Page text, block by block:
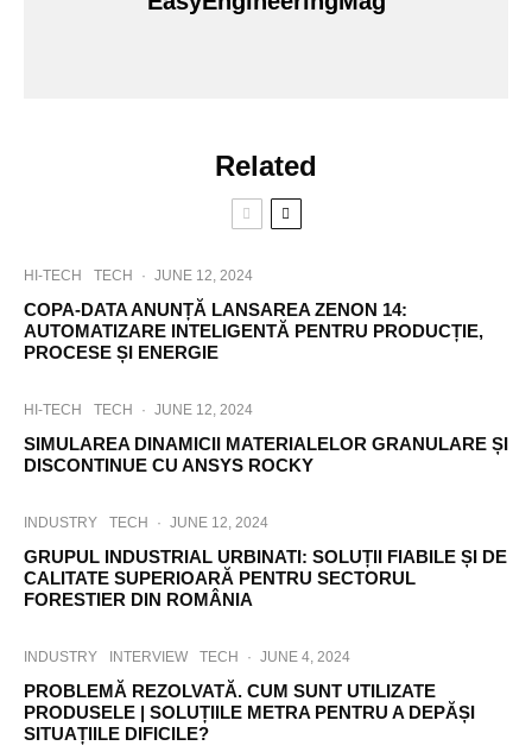
Related
HI-TECH TECH · JUNE 12, 2024
COPA-DATA ANUNȚĂ LANSAREA ZENON 14:
AUTOMATIZARE INTELIGENTĂ PENTRU PRODUCȚIE,
PROCESE ȘI ENERGIE
HI-TECH TECH · JUNE 12, 2024
SIMULAREA DINAMICII MATERIALELOR GRANULARE ȘI
DISCONTINUE CU ANSYS ROCKY
INDUSTRY TECH · JUNE 12, 2024
GRUPUL INDUSTRIAL URBINATI: SOLUȚII FIABILE ȘI DE
CALITATE SUPERIOARĂ PENTRU SECTORUL
FORESTIER DIN ROMÂNIA
INDUSTRY INTERVIEW TECH · JUNE 4, 2024
PROBLEMĂ REZOLVATĂ. CUM SUNT UTILIZATE
PRODUSELE | SOLUȚIILE METRA PENTRU A DEPĂȘI
SITUAȚIILE DIFICILE?